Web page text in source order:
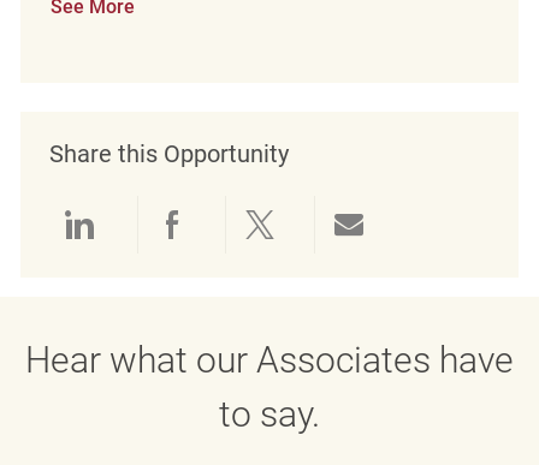
See More
Share this Opportunity
Hear what our Associates have
to say.